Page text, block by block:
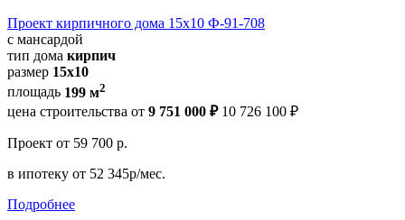
Проект кирпичного дома 15х10 Ф-91-708
с мансардой
тип дома кирпич
размер 15x10
площадь 199 м2
цена строительства от 9 751 000 ₽ 10 726 100 ₽
Проект от 59 700 р.
в ипотеку от 52 345р/мес.
Подробнее